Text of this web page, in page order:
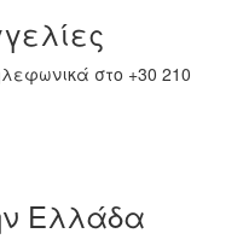
στο +30 210
Ελλάδα